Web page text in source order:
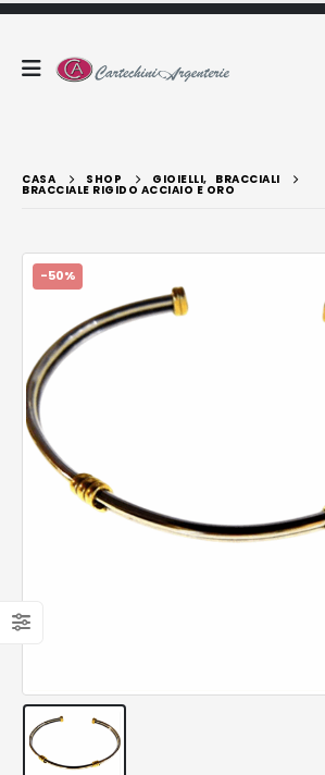
CASA SHOP GIOIELLI, BRACCIALI
BRACCIALE RIGIDO ACCIAIO E ORO
-50%